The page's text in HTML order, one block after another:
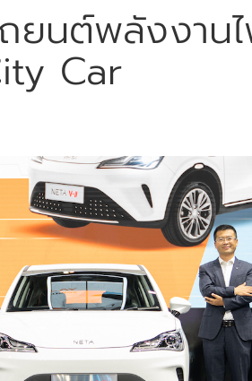
ยนต์พลังงาน
Car